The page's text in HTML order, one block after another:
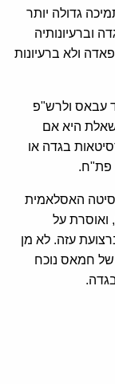
גדולה יותר
וברעיונותיה
ולא ברעיונות
עבאס ולרש"פ
היא אם
בגדה או
פת"ח.
האסלאמית
ואוסרת על
עזה. לא מן
של חמאס נוכח